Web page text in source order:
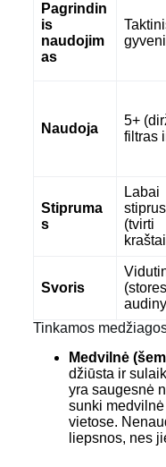
Pagrindin
is
naudojim
as
Naudoja
5+
filtras
Stipruma
s
Labai
stiprus
(tvirti
Svoris
Tinkamos
Medvilnė
džiūsta ir
yra saugesnė
sunki
vietose.
liepsnos, nes